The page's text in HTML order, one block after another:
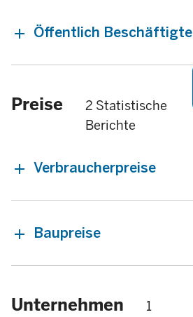
Öffentlich Beschäftigte
Preise
2 Statistische
Berichte
Verbraucherpreise
Baupreise
Unternehmen
1